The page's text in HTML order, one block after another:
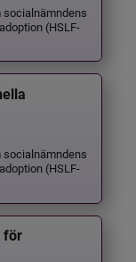
socialnämndens
(HSLF-
socialnämndens
(HSLF-
för